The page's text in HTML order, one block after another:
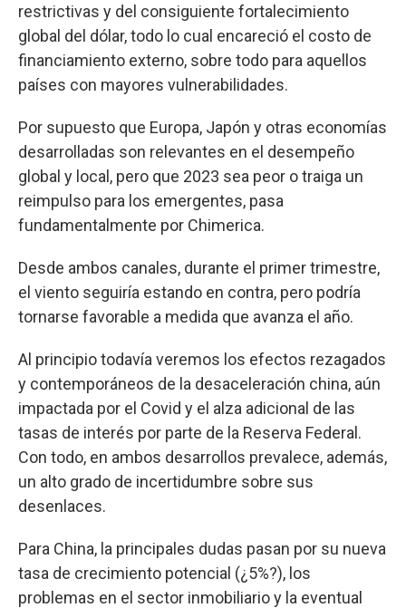
restrictivas y del consiguiente fortalecimiento
global del dólar, todo lo cual encareció el costo de
financiamiento externo, sobre todo para aquellos
países con mayores vulnerabilidades.
Por supuesto que Europa, Japón y otras economías
desarrolladas son relevantes en el desempeño
global y local, pero que 2023 sea peor o traiga un
reimpulso para los emergentes, pasa
fundamentalmente por Chimerica.
Desde ambos canales, durante el primer trimestre,
el viento seguiría estando en contra, pero podría
tornarse favorable a medida que avanza el año.
Al principio todavía veremos los efectos rezagados
y contemporáneos de la desaceleración china, aún
impactada por el Covid y el alza adicional de las
tasas de interés por parte de la Reserva Federal.
Con todo, en ambos desarrollos prevalece, además,
un alto grado de incertidumbre sobre sus
desenlaces.
Para China, la principales dudas pasan por su nueva
tasa de crecimiento potencial (¿5%?), los
problemas en el sector inmobiliario y la eventual